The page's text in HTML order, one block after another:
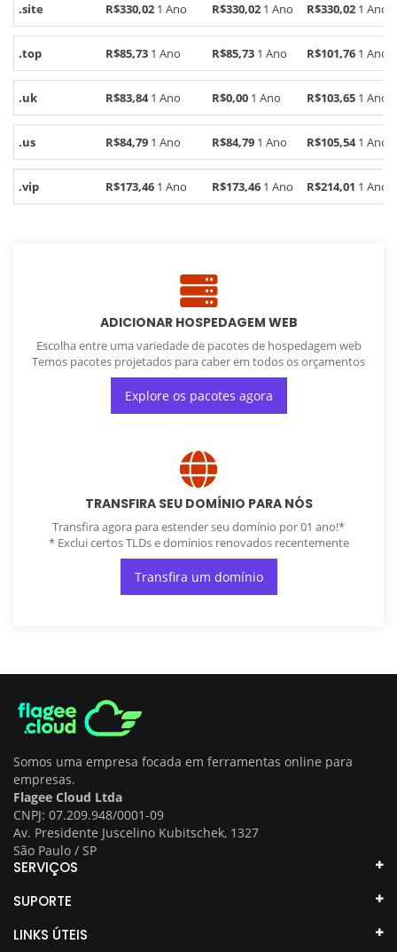
.site R$330,02 1 Ano R$330,02 1 Ano R$330,02 1 Ano
.top R$85,73 1 Ano R$85,73 1 Ano R$101,76 1 Ano
.uk R$83,841 Ano R$0,00 1 Ano R$103,65 1 Ano
.us R$84,79 1 Ano R$84,79 1 Ano R$105,541 Ano
.vip R$173,46 1 Ano R$173,46 1 Ano R$214,01 1 Ano
ADICIONAR HOSPEDAGEM WEB
Escolha entre uma variedade de pacotes de hospedagem web
Temos pacotes projetados para caber em todos os orçamentos
Explore os pacotes agora
TRANSFIRA SEU DOMÍNIO PARA NÓS
Transfira agora para estender seu domínio por 01 ano!*
* Exclui certos TLDs e domínios renovados recentemente
Transfira um domínio
Somos uma empresa focada em ferramentas online para
empresas.
Flagee Cloud Ltda
CNPJ: 07.209.948/0001-09
Av. Presidente Juscelino Kubitschek, 1327
São Paulo / SP
SERVIÇOS
SUPORTE
LINKS ÚTEIS